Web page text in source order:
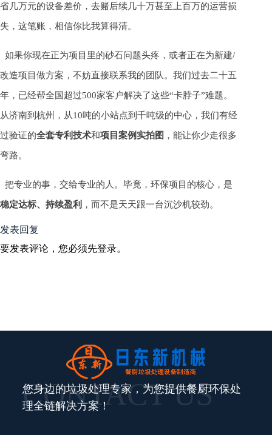
省几万元的设备差价，去赌后续几十万甚至上百万的运营损
失，这笔账，相信你比我算得清。
如果你现在正为项目里的砂石问题头疼，或者正在为新建/
改造项目做方案，不妨直接联系我的团队。我们过去二十五
年，已经帮全国超过500家客户解决了这些“卡脖子”难题。
从济南到杭州，从10吨的小站点到千吨级的中心，我们有经
过验证的全套专利技术和项目案例实拍图 ，能让你少走很多
弯路。
把专业的事，交给专业的人。毕竟，环保项目的核心，是
稳定达标、持续盈利 ，而不是天天跟一台沉沙机较劲。
发表回复
要发表评论，您必须先登录。
CONTACT US
您身边的垃圾处理专家，为您提供餐厨环保处
理全链解决方案！